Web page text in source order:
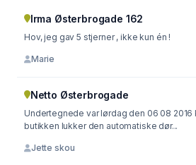
Irma Østerbrogade 162
Hov, jeg gav 5 stjerner , ikke kun én !
Marie
Netto Østerbrogade
Undertegnede var lørdag den 06 08 2016
butikken lukker den automatiske dør...
Jette skou